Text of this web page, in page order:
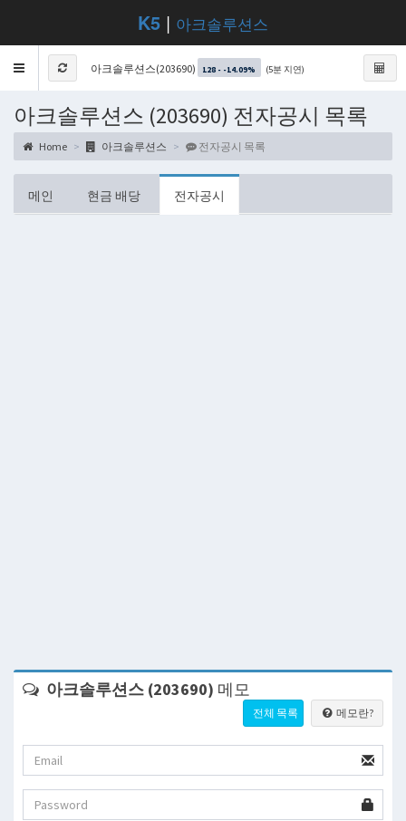
K5 | 아크솔루션스
Toggle
navigation
아크솔루션스(203690) 128 - -14.09% (5분 지연)
아크솔루션스 (203690) 전자공시 목록
Home 아크솔루션스 전자공시 목록
메인 현금 배당 전자공시
아크솔루션스 (203690) 메모
전체 목록 메모란?